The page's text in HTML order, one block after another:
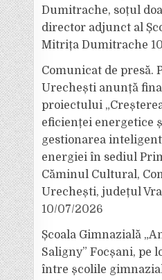
Dumitrache, soțul
director adjunct al
Mitrița Dumitrache
Comunicat de presă.
Urechești anunță
proiectului
eficienței energetice
gestionarea
energiei în sediul
Căminul Cultural,
Urechești, județul
10/07/2026
Școala Gimnazială
Saligny” Focșani, pe
între școlile